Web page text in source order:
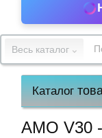
53-
15
работы
Весь каталог
Каталог
АМО V30 -